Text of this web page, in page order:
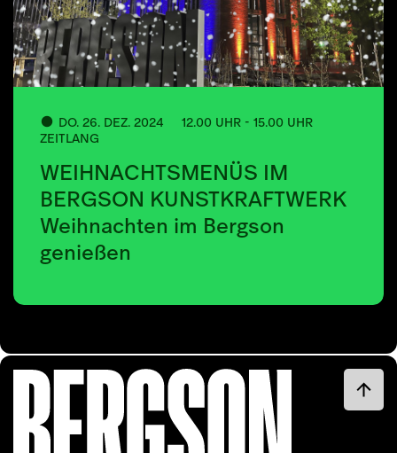
DO. 26. DEZ. 2024
12.00 UHR - 15.00 UHR
ZEITLANG
WEIHNACHTSMENÜS IM
BERGSON KUNSTKRAFTWERK
Weihnachten im Bergson
genießen